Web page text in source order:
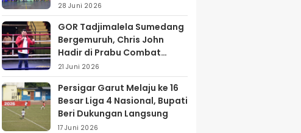
28 Juni 2026
GOR Tadjimalela Sumedang
Bergemuruh, Chris John
Hadir di Prabu Combat
Series 2026
21 Juni 2026
Persigar Garut Melaju ke 16
Besar Liga 4 Nasional, Bupati
Beri Dukungan Langsung
17 Juni 2026